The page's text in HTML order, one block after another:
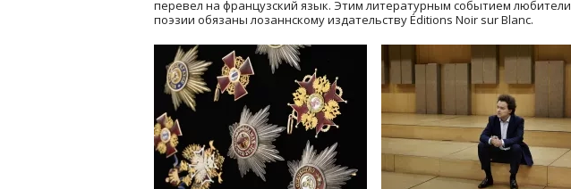
перевел на французский язык. Этим литературным событием любители
поэзии обязаны лозаннскому издательству Éditions Noir sur Blanc.